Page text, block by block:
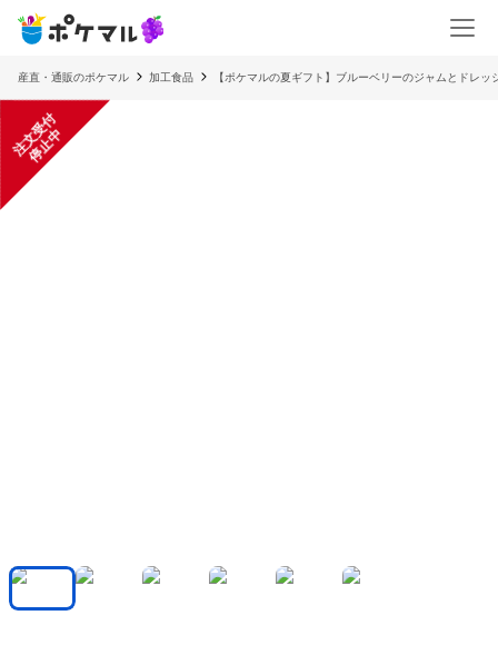
産直・通販のポケマル 加工食品 【ポケマルの夏ギフト】ブルーベリーのジャムとドレッ
注
文
受
付
停
止
中